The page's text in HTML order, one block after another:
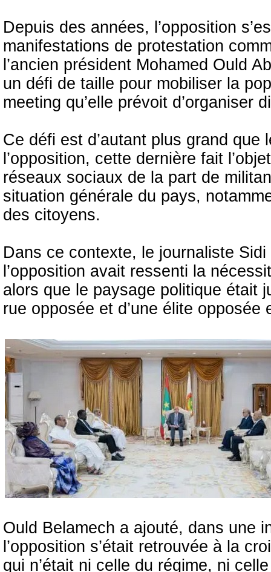
Depuis des années, l’opposition
manifestations de protestation
l’ancien président Mohamed Ould
un défi de taille pour mobiliser la
meeting qu’elle prévoit d’organiser
Ce défi est d’autant plus grand
l’opposition, cette dernière fait
réseaux sociaux de la part de
situation générale du pays,
des citoyens.
Dans ce contexte, le journaliste
l’opposition avait ressenti la
alors que le paysage politique était
rue opposée et d’une élite
Ould Belamech a ajouté, dans une
l’opposition s’était retrouvée à la
qui n’était ni celle du régime, ni